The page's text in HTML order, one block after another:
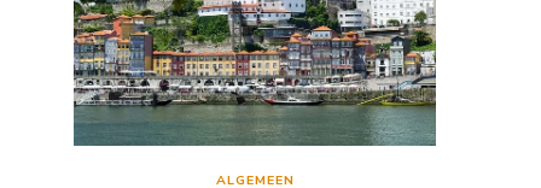
ALGEMEEN